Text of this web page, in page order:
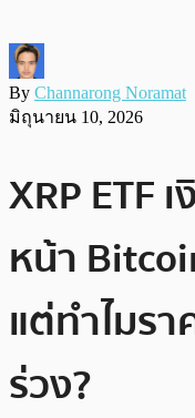
By Channarong Noramat
มิถุนายน 10, 2026
XRP ETF
หน้า
แต่ทำไมร
ร่วง?